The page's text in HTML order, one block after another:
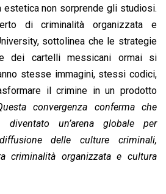
estetica non sorprende gli studiosi.
di criminalità organizzata e
sottolinea che le strategie
dei cartelli messicani ormai si
stesse immagini, stessi codici,
il crimine in un prodotto
convergenza conferma che
diventato un’arena globale per
delle culture criminali,
criminalità organizzata e cultura